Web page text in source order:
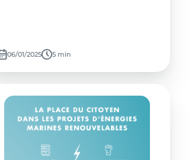
06/01/2025 Temps de lecture:
5 min